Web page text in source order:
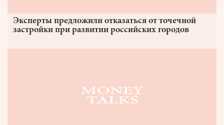
Эксперты предложили отказаться от точечной
застройки при развитии российских городов